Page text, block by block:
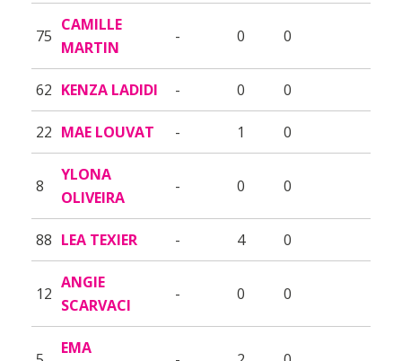
75
CAMILLE
MARTIN
- 0 0
62 KENZA LADIDI - 0 0
22 MAE LOUVAT - 1 0
8
YLONA
OLIVEIRA
- 0 0
88 LEA TEXIER - 4 0
12
ANGIE
SCARVACI
- 0 0
EMA